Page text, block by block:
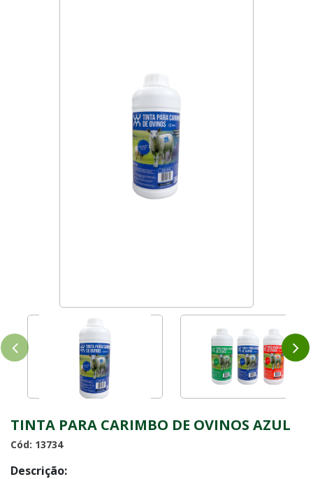
TINTA PARA CARIMBO DE OVINOS AZUL
Cód: 13734
Descrição: